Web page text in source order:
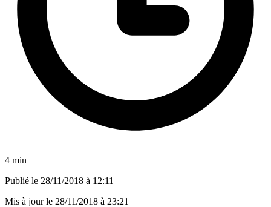
4 min
Publié le 28/11/2018 à 12:11
Mis à jour le 28/11/2018 à 23:21